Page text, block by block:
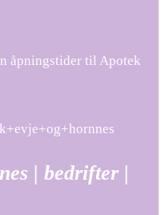
åpningstider til Apotek
| bedrifter |